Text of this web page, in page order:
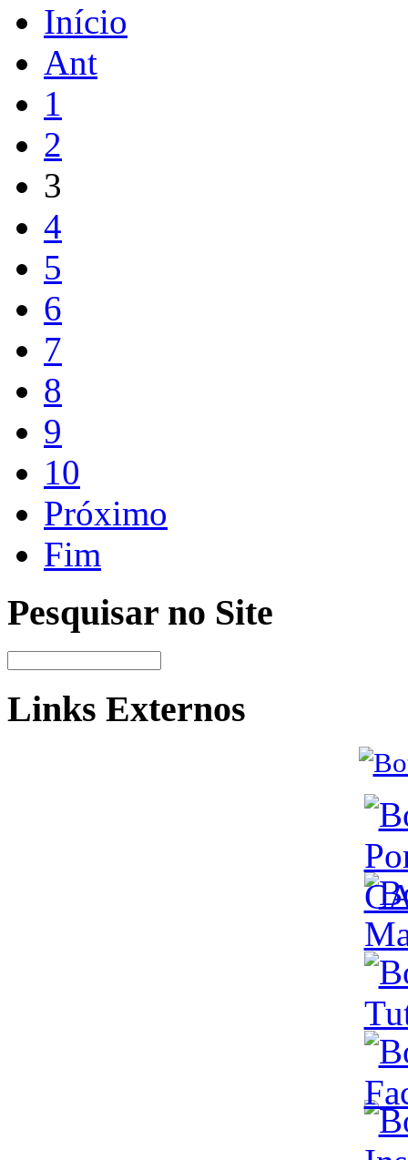
Início
Ant
1
2
3
4
5
6
7
8
9
10
Próximo
Fim
Pesquisar no Site
Links Externos